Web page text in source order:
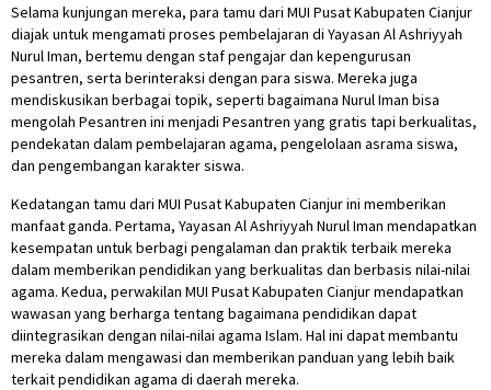
Selama kunjungan mereka, para tamu dari MUI Pusat Kabupaten Cianjur
diajak untuk mengamati proses pembelajaran di Yayasan Al Ashriyyah
Nurul Iman, bertemu dengan staf pengajar dan kepengurusan
pesantren, serta berinteraksi dengan para siswa. Mereka juga
mendiskusikan berbagai topik, seperti bagaimana Nurul Iman bisa
mengolah Pesantren ini menjadi Pesantren yang gratis tapi berkualitas,
pendekatan dalam pembelajaran agama, pengelolaan asrama siswa,
dan pengembangan karakter siswa.
Kedatangan tamu dari MUI Pusat Kabupaten Cianjur ini memberikan
manfaat ganda. Pertama, Yayasan Al Ashriyyah Nurul Iman mendapatkan
kesempatan untuk berbagi pengalaman dan praktik terbaik mereka
dalam memberikan pendidikan yang berkualitas dan berbasis nilai-nilai
agama. Kedua, perwakilan MUI Pusat Kabupaten Cianjur mendapatkan
wawasan yang berharga tentang bagaimana pendidikan dapat
diintegrasikan dengan nilai-nilai agama Islam. Hal ini dapat membantu
mereka dalam mengawasi dan memberikan panduan yang lebih baik
terkait pendidikan agama di daerah mereka.